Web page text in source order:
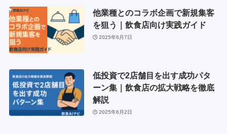
他業種とのコラボ企画で新規集客
を狙う｜飲食店向け実践ガイド
2025年6月7日
低投資で2店舗目を出す成功パタ
ーン集｜飲食店の拡大戦略を徹底
解説
2025年6月2日